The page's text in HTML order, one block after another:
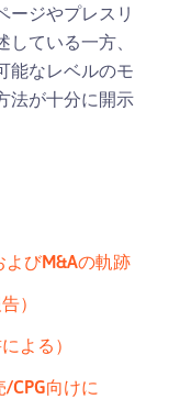
ージやプレスリ
ている一方、
能なレベルのモ
法が十分に開示
びM&Aの軌跡
）
よる）
CPG向けに